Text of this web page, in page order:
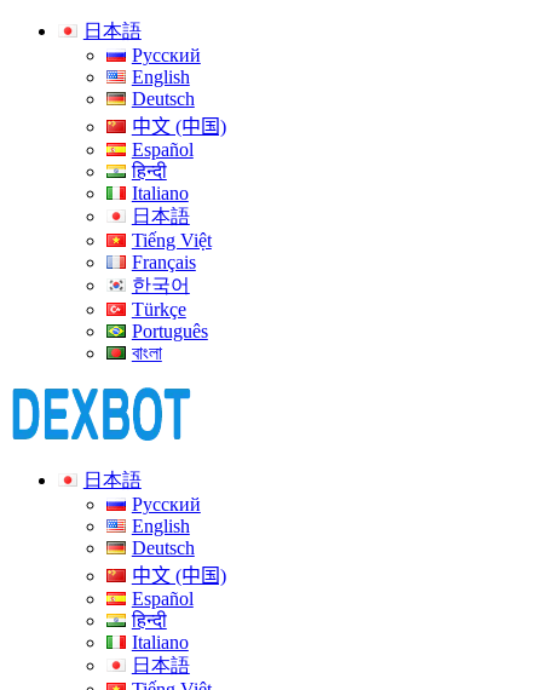
日本語
Русский
English
Deutsch
中文 (中国)
Español
हिन्दी
Italiano
日本語
Tiếng Việt
Français
한국어
Türkçe
Português
বাংলা
日本語
Русский
English
Deutsch
中文 (中国)
Español
हिन्दी
Italiano
日本語